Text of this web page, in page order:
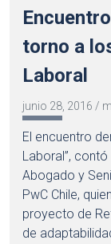
torno a
Laboral
junio 28, 2016 /
El encuentro
Laboral”,
Abogado y
PwC Chile,
proyecto de
de